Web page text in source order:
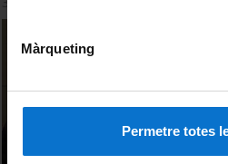
Màrqueting
Permetre totes